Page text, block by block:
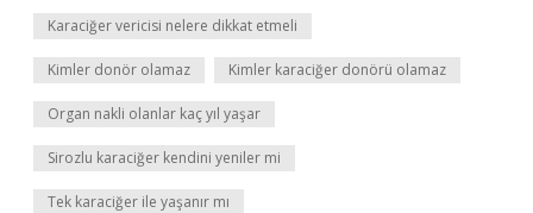
Karaciğer vericisi nelere dikkat etmeli
Kimler donör olamaz Kimler karaciğer donörü olamaz
Organ nakli olanlar kaç yıl yaşar
Sirozlu karaciğer kendini yeniler mi
Tek karaciğer ile yaşanır mı